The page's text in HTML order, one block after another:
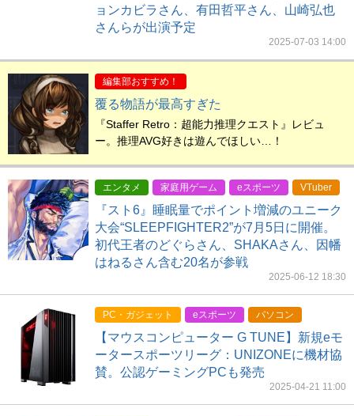
ョンカビラさん、有田哲平さん、山崎弘也
さんらが出演予定
2025-07-03 14:00
編集部おすすめ！
覆る物語が最高すぎた
『Staffer Retro：超能力推理クエスト』レビュ
ー。推理AVG好きは遊んでほしい…！
エンタメ 家庭用ゲーム eスポーツ VTuber
『スト6』睡眠量でポイント増減のユニーク
大会“SLEEPFIGHTER2”が7月5日に開催。
初代王者のどぐらさん、SHAKAさん、因幡
はねるさん含む20名が参戦
2025-06-12 18:30
PC・ガジェット eスポーツ パソコン
【マウスコンピューター G TUNE】新規eモ
ータースポーツリーグ：UNIZONEに機材協
賛。公認ゲーミングPCも発売
2025-04-21 11:00